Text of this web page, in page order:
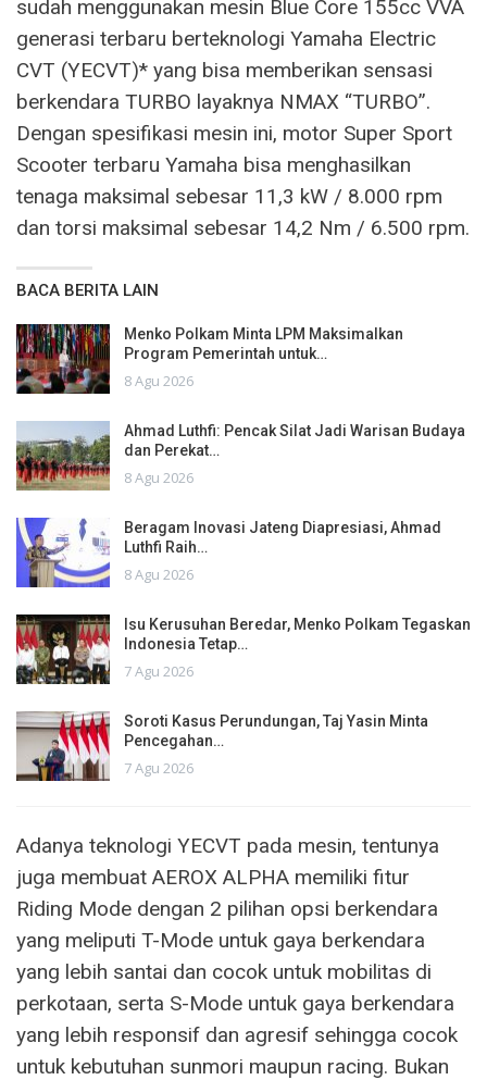
sudah menggunakan mesin Blue Core 155cc VVA
generasi terbaru berteknologi Yamaha Electric
CVT (YECVT)* yang bisa memberikan sensasi
berkendara TURBO layaknya NMAX “TURBO”.
Dengan spesifikasi mesin ini, motor Super Sport
Scooter terbaru Yamaha bisa menghasilkan
tenaga maksimal sebesar 11,3 kW / 8.000 rpm
dan torsi maksimal sebesar 14,2 Nm / 6.500 rpm.
BACA BERITA LAIN
Menko Polkam Minta LPM Maksimalkan
Program Pemerintah untuk…
8 Agu 2026
Ahmad Luthfi: Pencak Silat Jadi Warisan Budaya
dan Perekat…
8 Agu 2026
Beragam Inovasi Jateng Diapresiasi, Ahmad
Luthfi Raih…
8 Agu 2026
Isu Kerusuhan Beredar, Menko Polkam Tegaskan
Indonesia Tetap…
7 Agu 2026
Soroti Kasus Perundungan, Taj Yasin Minta
Pencegahan…
7 Agu 2026
Adanya teknologi YECVT pada mesin, tentunya
juga membuat AEROX ALPHA memiliki fitur
Riding Mode dengan 2 pilihan opsi berkendara
yang meliputi T-Mode untuk gaya berkendara
yang lebih santai dan cocok untuk mobilitas di
perkotaan, serta S-Mode untuk gaya berkendara
yang lebih responsif dan agresif sehingga cocok
untuk kebutuhan sunmori maupun racing. Bukan